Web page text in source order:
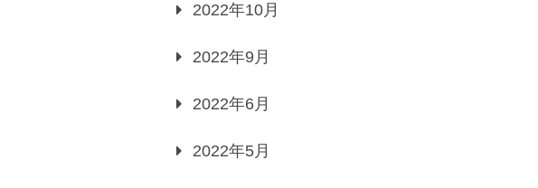
2022年10月
2022年9月
2022年6月
2022年5月